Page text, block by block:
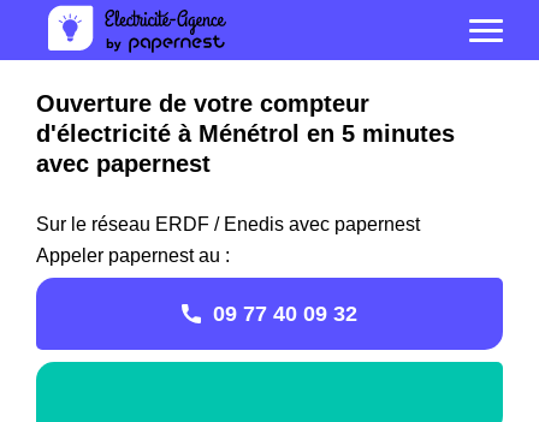
Ouverture de votre compteur
d'électricité à Ménétrol en 5 minutes
avec papernest
Sur le réseau ERDF / Enedis avec papernest
Appeler papernest au :
09 77 40 09 32